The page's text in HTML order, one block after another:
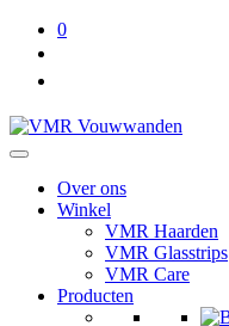
0
Over ons
Winkel
VMR Haarden
VMR Glasstrips
VMR Care
Producten